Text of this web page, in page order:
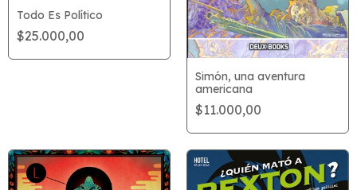
Todo Es Político
$25.000,00
Simón, una aventura
americana
$11.000,00